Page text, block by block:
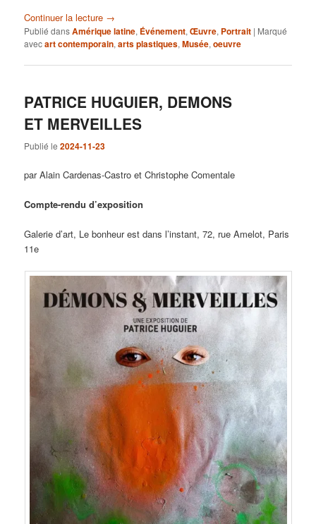
Continuer la lecture →
Publié dansAmérique latine, Événement,Œuvre, Portrait | Marqué
avecart contemporain,arts plastiques,Musée,oeuvre
PATRICE HUGUIER, DEMONS
ET MERVEILLES
Publié le2024-11-23
par Alain Cardenas-Castro et Christophe Comentale
Compte-rendu d’exposition
Galerie d’art, Le bonheur est dans l’instant, 72, rue Amelot, Paris
11e